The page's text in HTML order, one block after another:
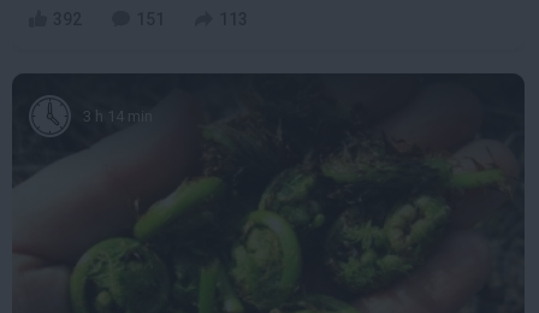
3 h 14 min